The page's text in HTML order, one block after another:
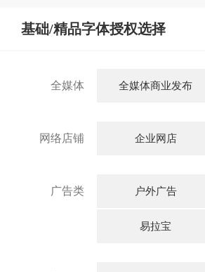
基础/精品字体授权选择
全媒体 全媒体商业发布
网络店铺 企业网店
广告类 户外广告
易拉宝